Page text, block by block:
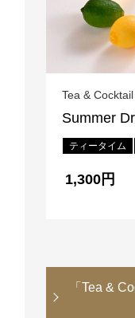
Tea &
Summer
ティータイム
1,300円
「Tea &